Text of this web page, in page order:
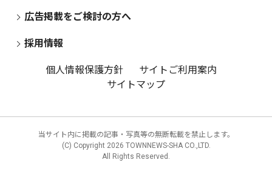
広告掲載をご検討の方へ
採用情報
個人情報保護方針
サイトご利用案内
サイトマップ
当サイト内に掲載の記事・写真等の無断転載を禁止します。
(C) Copyright 2026 TOWNNEWS-SHA CO.,LTD.
All Rights Reserved.